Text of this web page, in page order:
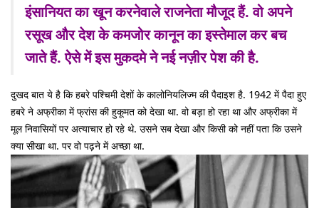
इंसानियत का खून करनेवाले राजनेता मौजूद हैं. वो अपने
रसूख और देश के कमजोर कानून का इस्तेमाल कर बच
जाते हैं. ऐसे में इस मुकदमे ने नई नज़ीर पेश की है.
दुखद बात ये है कि हबरे पश्चिमी देशों के कालोनियलिज्म की पैदाइश है. 1942 में पैदा हुए
हबरे ने अफ्रीका में फ्रांस की हुकूमत को देखा था. वो बड़ा हो रहा था और अफ्रीका में
मूल निवासियों पर अत्याचार हो रहे थे. उसने सब देखा और किसी को नहीं पता कि उसने
क्या सीखा था. पर वो पढ़ने में अच्छा था.